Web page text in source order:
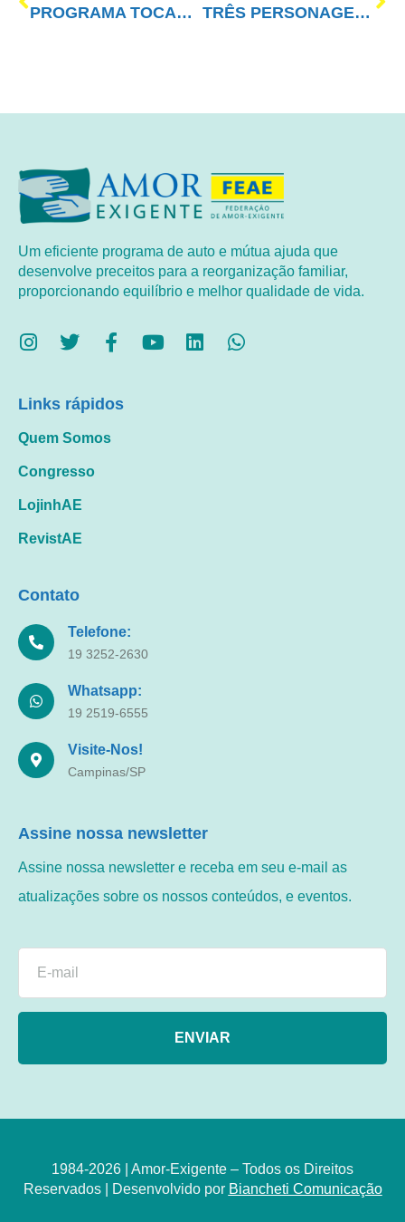
PROGRAMA TOCANDO EM FRENTE FAMÍLIA COM AE (15/10) TRÊS PERSONAGENS
Um eficiente programa de auto e mútua ajuda que
desenvolve preceitos para a reorganização familiar,
proporcionando equilíbrio e melhor qualidade de vida.
Links rápidos
Quem Somos
Congresso
LojinhAE
RevistAE
Contato
Telefone:
19 3252-2630
Whatsapp:
19 2519-6555
Visite-Nos!
Campinas/SP
Assine nossa newsletter
Assine nossa newsletter e receba em seu e-mail as
atualizações sobre os nossos conteúdos, e eventos.
ENVIAR
1984-2026 | Amor-Exigente – Todos os Direitos
Reservados | Desenvolvido por Biancheti Comunicação